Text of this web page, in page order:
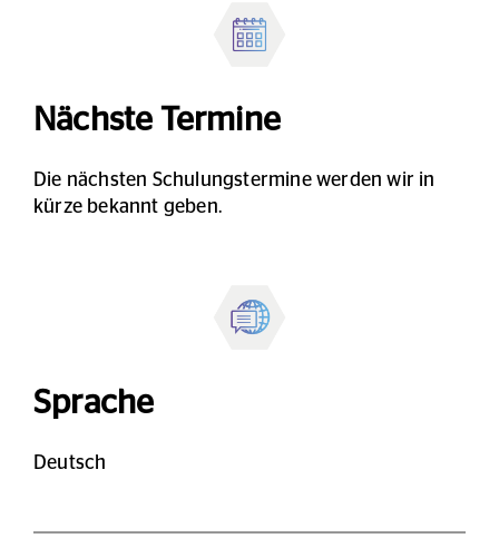
Nächste Termine
Die nächsten Schulungstermine werden wir in
kürze bekannt geben.
Sprache
Deutsch